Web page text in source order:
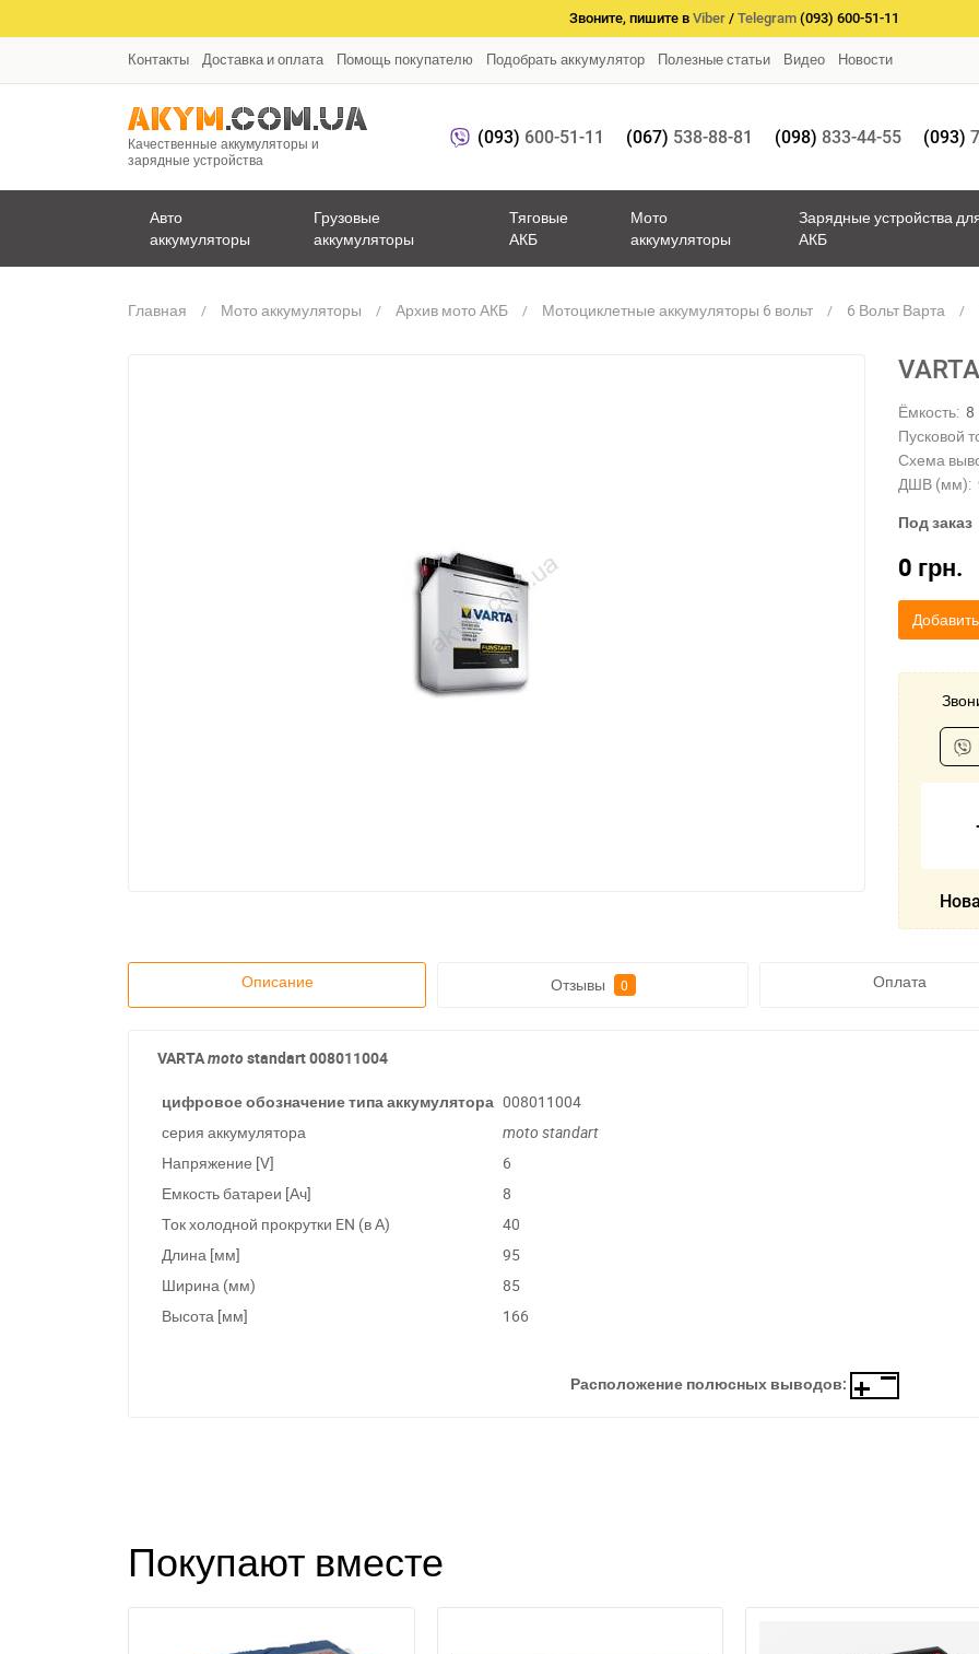
Звоните, пишите в Viber / Telegram (093) 600-51-11
Контакты Доставка и оплата Помощь покупателю Подобрать аккумулятор Полезные статьи Видео Новости
Качественные аккумуляторы и
зарядные устройства
(093) 600-51-11 (067) 538-88-81 (098) 833-44-55 (093)
Авто
аккумуляторы
Грузовые
аккумуляторы
Тяговые
АКБ
Мото
аккумуляторы
Зарядные устройства
АКБ
Главная Мото аккумуляторы Архив мото АКБ Мотоциклетные аккумуляторы 6 вольт 6 Вольт Варта
Ёмкость: 8
Пусковой
Схема
ДШВ (мм):
Под заказ
0 грн.
Описание Отзывы 0 Оплата
VARTAmotostandart008011004
цифровое обозначение типа аккумулятора 008011004
серия аккумулятора
moto standart
Напряжение [V]
6
Емкость батареи [Ач]
8
Ток холодной прокрутки EN (в А)
40
Длина [мм]
95
Ширина (мм)
85
Высота [мм]
166
Расположение полюсных выводов:
Покупают вместе